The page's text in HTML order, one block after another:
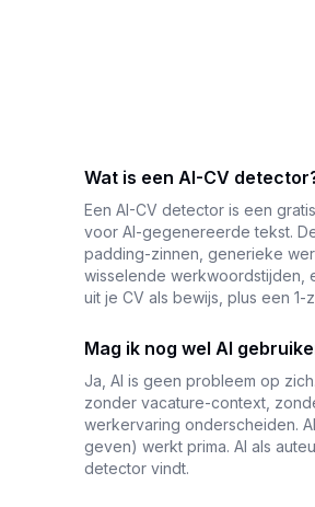
Wat is een AI-CV
Een AI-CV detector is een
voor AI-gegenereerde tekst.
padding-zinnen, generieke
wisselende werkwoordstijden,
uit je CV als bewijs, plus een 1-
Mag ik nog wel AI
Ja, AI is geen probleem op
zonder vacature-context,
werkervaring onderscheiden.
geven) werkt prima. AI als
detector vindt.